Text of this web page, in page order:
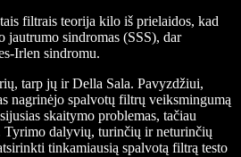
filtrais teorija kilo iš prielaidos, kad
jautrumo sindromas (SSS), dar
Irlen sindromu.
tarp jų ir Della Sala. Pavyzdžiui,
nagrinėjo spalvotų filtrų veiksmingumą
skaitymo problemas, tačiau
Tyrimo dalyvių, turinčių ir neturinčių
tinkamiausią spalvotą filtrą testo